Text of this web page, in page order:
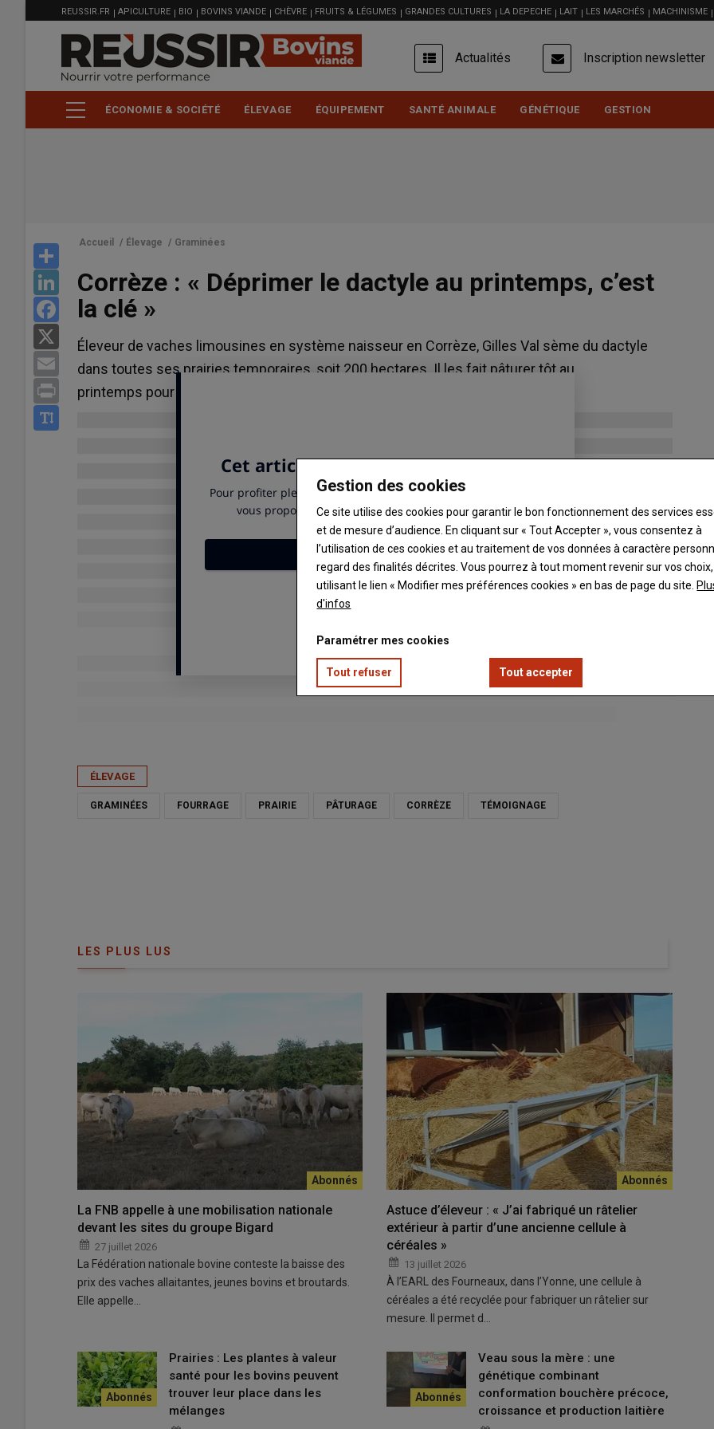
MENU
FILIÈRE
REUSSIR.FR APICULTURE BIO BOVINS VIANDE CHÈVRE FRUITS & LÉGUMES GRANDES CULTURES LA DEPECHE LAIT LES MARCHÉS MACHINISME
USER
ACCOUNT
MENU
Actualités Inscription newsletter
ÉCONOMIE & SOCIÉTÉ ÉLEVAGE ÉQUIPEMENT SANTÉ ANIMALE GÉNÉTIQUE GESTION
LinkedIn
Facebook
Email
Print
Accueil / Élevage / Graminées
Corrèze : « Déprimer le dactyle au printemps, c’est
la clé »
Éleveur de vaches limousines en système naisseur en Corrèze, Gilles Val sème du dactyle
dans toutes ses prairies temporaires, soit 200 hectares. Il les fait pâturer tôt au
printemps pour laisser de la place aux légumineuses.
Les bovins reviennent tous les 25 jours sur les prairies, afin que le dactyle reste appétent
« Sur nos terres noires de
, des terres pauvres, légèrement acides, c’est le dactyle qui s’en sort le mieux »,
explique Gilles Val, éleveur de vaches allaitantes en Gaec avec son fils et un salarié. En
vêlages de printemps, ils élèvent 200 mèreslimousines
sur 450 hectares, dont 400 hectares de prairies, à
650 mètres d’altitude.
Lire aussi : Le dactyle, une graminée à exploiter très régulièrement
« Nous mettons du dactyle prairies temporaires, soit environ 200 hectares, précise-t-il.
Nous le semons
généralement à 15 kg/ha, avec 5 kg/ha de trèfle violet et 5 kg/ha de ray-grass anglais. Le
ÉLEVAGE
GRAMINÉES FOURRAGE PRAIRIE PÂTURAGE CORRÈZE TÉMOIGNAGE
LES PLUS LUS
La FNB appelle à une mobilisation nationale
devant les sites du groupe Bigard
27 juillet 2026
La Fédération nationale bovine conteste la baisse des
prix des vaches allaitantes, jeunes bovins et broutards.
Elle appelle…
Astuce d’éleveur : « J’ai fabriqué un râtelier
extérieur à partir d’une ancienne cellule à
céréales »
13 juillet 2026
À l’EARL des Fourneaux, dans l’Yonne, une cellule à
céréales a été recyclée pour fabriquer un râtelier sur
mesure. Il permet d…
Prairies : Les plantes à valeur
santé pour les bovins peuvent
trouver leur place dans les
mélanges
Veau sous la mère : une
génétique combinant
conformation bouchère précoce,
croissance et production laitière
Gestion des cookies
Ce site utilise des cookies pour garantir le bon fonctionnement des services
et de mesure d’audience. En cliquant sur « Tout Accepter », vous consentez à
l’utilisation de ces cookies et au traitement de vos données à caractère
regard des finalités décrites. Vous pourrez à tout moment revenir sur vos
utilisant le lien « Modifier mes préférences cookies » en bas de page du site.
d'infos
Paramétrer mes cookies
Tout refuser Tout accepter